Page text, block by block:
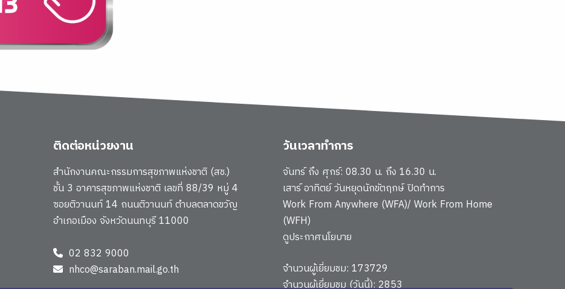
ติดต่อหน่วยงาน
สำนักงานคณะกรรมการสุขภาพแห่งชาติ (สช.)
ชั้น 3 อาคารสุขภาพแห่งชาติ เลขที่ 88/39 หมู่ 4
ซอยติวานนท์ 14 ถนนติวานนท์ ตำบลตลาดขวัญ
อำเภอเมือง จังหวัดนนทบุรี 11000
02 832 9000
nhco@saraban.mail.go.th
วันเวลาทำการ
จันทร์ ถึง ศุกร์: 08.30 น. ถึง 16.30 น.
เสาร์ อาทิตย์ วันหยุดนักขัตฤกษ์ ปิดทำการ
Work From Anywhere (WFA)/ Work From Home
(WFH)
ดูประกาศนโยบาย
จำนวนผู้เยี่ยมชม: 173729
จำนวนผู้เยี่ยมชม (วันนี้): 2853